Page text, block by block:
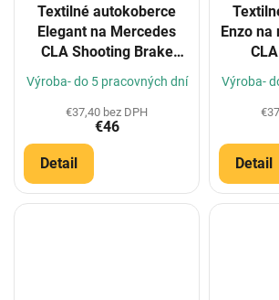
Textilné autokoberce
Elegant na Mercedes
CLA Shooting Brake
(C118) 5m 2019-
(Konfigurátor)
Výroba- do 5 pracovných dní
€37,40 bez DPH
€46
Detail
Enzo
Výroba-
Detail